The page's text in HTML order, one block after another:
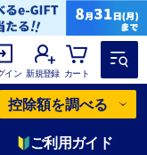
イン 新規登録 カート
控除額を調べる
ご利用ガイド